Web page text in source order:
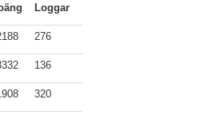
Loggar
276
136
320